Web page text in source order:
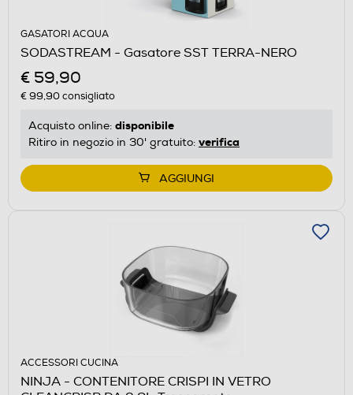
GASATORI ACQUA
SODASTREAM - Gasatore SST TERRA-NERO
€ 59,90
€ 99,90consigliato
Acquisto online: disponibile
Ritiro in negozio in 30' gratuito: verifica
AGGIUNGI
ACCESSORI CUCINA
NINJA - CONTENITORE CRISPI IN VETRO